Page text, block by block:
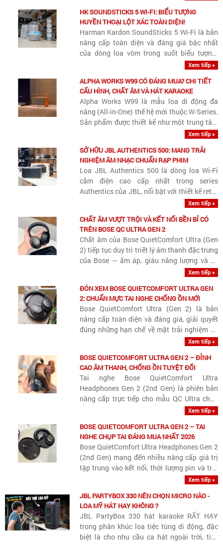
HK SOUNDSTICKS 5 WI-FI: BIỂU TƯỢNG
HUYỀN THOẠI LỘT XÁC TOÀN DIỆN!
Harman Kardon SoundSticks 5 Wi-Fi là bản
nâng cấp toàn diện và đáng giá bậc nhất
của dòng loa vòm trong suốt biểu tượng.
Sau nhiều năm giữ nguyên triết lý thiết kế từ
đã giải quyết..
Xem tiếp »
ALPHA WORKS W99 CÓ ĐÁNG MUA? CHI TIẾT
CẤU HÌNH, CHẤT ÂM VÀ HÁT KARAOKE
Alpha Works W99 là mẫu loa di động đa
năng (All-in-One) thế hệ mới thuộc W-Series.
Sản phẩm được thiết kế như một trung tâm
giải trí di động thu nhỏ cho gia đình, kết hợp
cao, hát karaoke tiện..
Xem tiếp »
SỞ HỮU JBL AUTHENTICS 500: MANG TRẢI
NGHIỆM ÂM NHẠC CHUẨN RẠP PHIM
Loa JBL Authentics 500 là dòng loa Wi-Fi
cắm điện cao cấp nhất trong series
Authentics của JBL, nổi bật với thiết kế retro
Quadrex, công suất khủng 270W và khả
Xem tiếp »
CHẤT ÂM VƯỢT TRỘI VÀ KẾT NỐI BỀN BỈ CÓ
TRÊN BOSE QC ULTRA GEN 2
Chất âm của Bose QuietComfort Ultra (Gen
2) tiếp tục duy trì triết lý âm thanh đặc trưng
của Bose — ấm áp, giàu năng lượng và dễ
nghe lâu — nhưng được nâng cấp đáng kể về
kiểm soát dải..
Xem tiếp »
ĐÓN XEM BOSE QUIETCOMFORT ULTRA GEN
2: CHUẨN MỰC TAI NGHE CHỐNG ỒN MỚI
Bose QuietComfort Ultra (Gen 2) là bản
nâng cấp toàn diện và đáng giá, giải quyết
đúng những hạn chế về mặt trải nghiệm và
tính năng kỹ thuật mà thế hệ đầu tiên chưa
Xem tiếp »
BOSE QUIETCOMFORT ULTRA GEN 2 – ĐỈNH
CAO ÂM THANH, CHỐNG ỒN TUYỆT ĐỐI
Tai nghe Bose QuietComfort Ultra
Headphones Gen 2 (2nd Gen) là phiên bản
nâng cấp trực tiếp cho mẫu QC Ultra chụp
Xem tiếp »
BOSE QUIETCOMFORT ULTRA GEN 2 – TAI
NGHE CHỤP TAI ĐÁNG MUA NHẤT 2026
Bose QuietComfort Ultra Headphones Gen 2
(2nd Gen) mang đến nhiều nâng cấp giá trị
tập trung vào kết nối, thời lượng pin và trải
Xem tiếp »
JBL PARTYBOX 330 NÊN CHỌN MICRO NÀO -
LOA MỸ HÁT HAY KHÔNG ?
JBL PartyBox 330 hát karaoke RẤT HAY
trong phân khúc loa tiệc tùng di động, đặc
biệt là cho nhu cầu ca hát ngoài trời, tiệc